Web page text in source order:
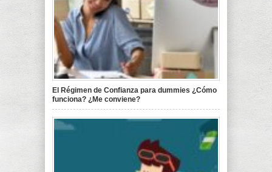
El Régimen de Confianza para dummies ¿Cómo
funciona? ¿Me conviene?